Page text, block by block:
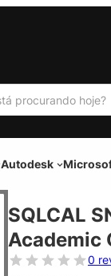
Autodesk
SQLCAL
Academic
0